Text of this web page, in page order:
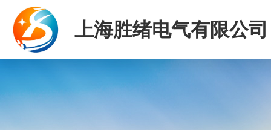
上海胜绪电气有限公司